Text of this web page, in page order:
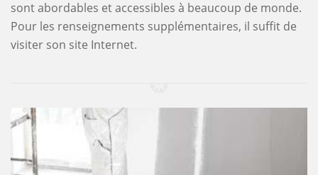
sont abordables et accessibles à beaucoup de monde.
Pour les renseignements supplémentaires, il suffit de
visiter son site Internet.